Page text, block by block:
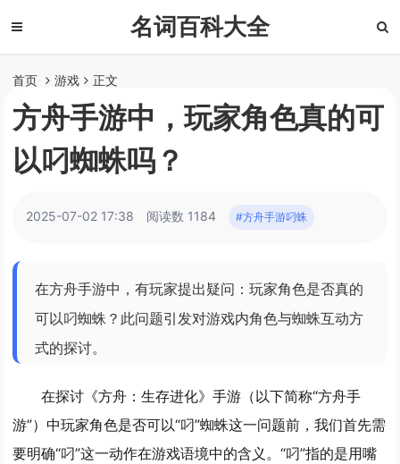
名词百科大全
首页 游戏 正文
方舟手游中，玩家角色真的可
以叼蜘蛛吗？
2025-07-02 17:38 阅读数 1184 #方舟手游叼蛛
在方舟手游中，有玩家提出疑问：玩家角色是否真的
可以叼蜘蛛？此问题引发对游戏内角色与蜘蛛互动方
式的探讨。
在探讨《方舟：生存进化》手游（以下简称“方舟手
游”）中玩家角色是否可以“叼”蜘蛛这一问题前，我们首先需
要明确“叼”这一动作在游戏语境中的含义。“叼”指的是用嘴